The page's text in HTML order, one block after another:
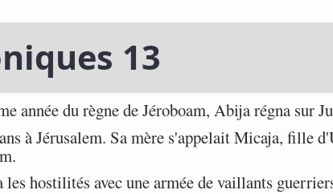
13
année du règne de Jéroboam, Abija régna sur
à Jérusalem. Sa mère s'appelait Micaja, fille
les hostilités avec une armée de vaillants